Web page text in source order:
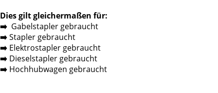
Dies gilt gleichermaßen für:
➡️ Gabelstapler gebraucht
➡️Stapler gebraucht
➡️ Elektrostapler gebraucht
➡️ Dieselstapler gebraucht
➡️ Hochhubwagen gebraucht